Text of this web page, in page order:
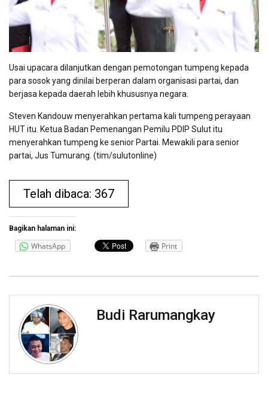
Usai upacara dilanjutkan dengan pemotongan tumpeng kepada
para sosok yang dinilai berperan dalam organisasi partai, dan
berjasa kepada daerah lebih khususnya negara.
Steven Kandouw menyerahkan pertama kali tumpeng perayaan
HUT itu. Ketua Badan Pemenangan Pemilu PDIP Sulut itu
menyerahkan tumpeng ke senior Partai. Mewakili para senior
partai, Jus Tumurang. (tim/sulutonline)
Telah dibaca: 367
Bagikan halaman ini:
WhatsApp Print
Budi Rarumangkay